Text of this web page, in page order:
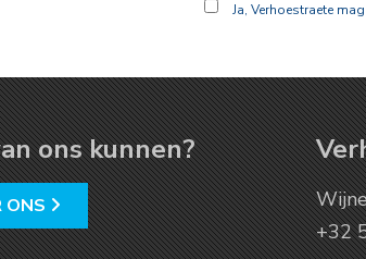
Ja, Verhoestraete
ons kunnen?
ONS
+32